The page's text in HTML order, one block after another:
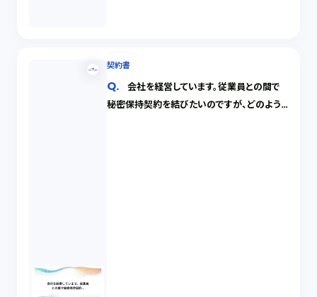
契約書
会社を経営しています。従業員との間で
秘密保持契約を結びたいのですが、どのよう